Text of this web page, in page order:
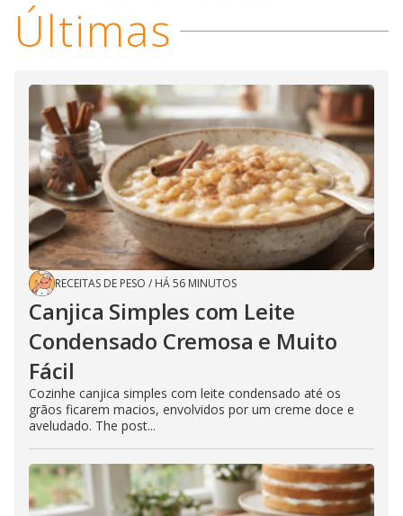
Últimas
RECEITAS DE PESO / HÁ 56 MINUTOS
Canjica Simples com Leite
Condensado Cremosa e Muito
Fácil
Cozinhe canjica simples com leite condensado até os
grãos ficarem macios, envolvidos por um creme doce e
aveludado. The post...